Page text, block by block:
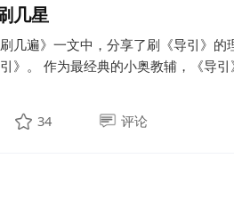
几星
几遍》一文中，分享了刷《导引》
》。 作为最经典的小奥教辅，《导
34 评论